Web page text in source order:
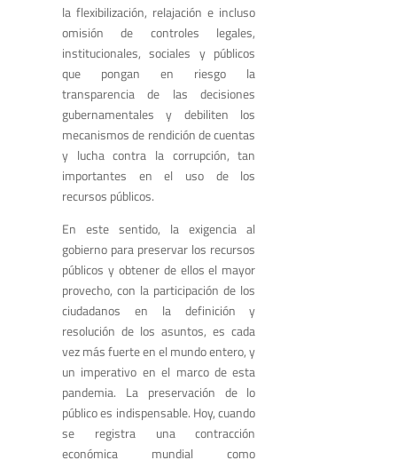
la flexibilización, relajación e incluso
omisión de controles legales,
institucionales, sociales y públicos
que pongan en riesgo la
transparencia de las decisiones
gubernamentales y debiliten los
mecanismos de rendición de cuentas
y lucha contra la corrupción, tan
importantes en el uso de los
recursos públicos.
En este sentido, la exigencia al
gobierno para preservar los recursos
públicos y obtener de ellos el mayor
provecho, con la participación de los
ciudadanos en la definición y
resolución de los asuntos, es cada
vez más fuerte en el mundo entero, y
un imperativo en el marco de esta
pandemia. La preservación de lo
público es indispensable. Hoy, cuando
se registra una contracción
económica mundial como